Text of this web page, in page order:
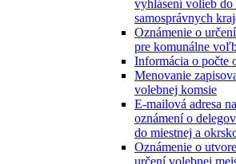
vyhlásení volieb do
samosprávnych
Oznámenie o
pre komunálne
Informácia o počte
Menovanie
volebnej komsie
E-mailová adresa
oznámení o
do miestnej a
Oznámenie o
určení volebnej